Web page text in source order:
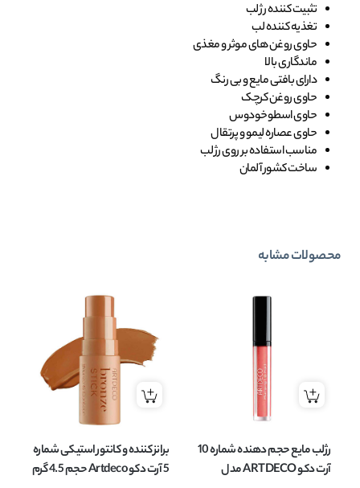
تثبیت کننده رژ لب
تغذیه کننده لب
حاوی روغن های موثر و مغذی
ماندگاری بالا
دارای بافتی مایع و بی رنگ
حاوی روغن کرچک
حاوی اسطوخودوس
حاوی عصاره لیمو و پرتقال
مناسب استفاده بر روی رژ لب
ساخت کشور آلمان
محصولات مشابه
رژلب مایع حجم دهنده شماره 10
آرت دکو ARTDECO مدل
برانز کننده و کانتور استیکی شماره
5 آرت دکو Artdeco حجم 4.5 گرم